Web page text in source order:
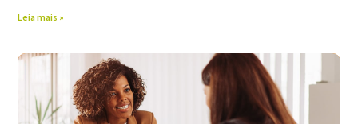
Leia mais »